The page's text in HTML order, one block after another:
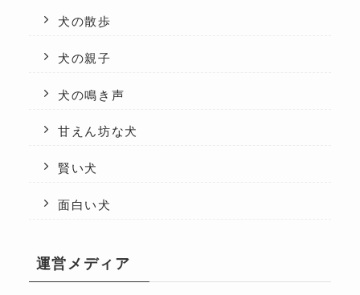
犬の散歩
犬の親子
犬の鳴き声
甘えん坊な犬
賢い犬
面白い犬
運営メディア